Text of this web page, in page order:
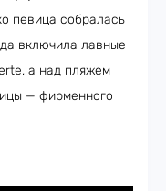
певица собралась
включила лавные
а над пляжем
— фирменного